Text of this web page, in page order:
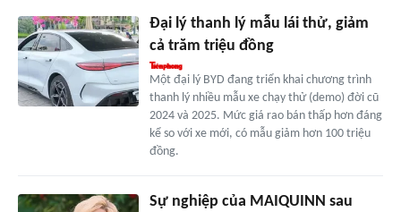
Đại lý thanh lý mẫu lái thử, giảm
cả trăm triệu đồng
Một đại lý BYD đang triển khai chương trình
thanh lý nhiều mẫu xe chạy thử (demo) đời cũ
2024 và 2025. Mức giá rao bán thấp hơn đáng
kể so với xe mới, có mẫu giảm hơn 100 triệu
đồng.
Sự nghiệp của MAIQUINN sau